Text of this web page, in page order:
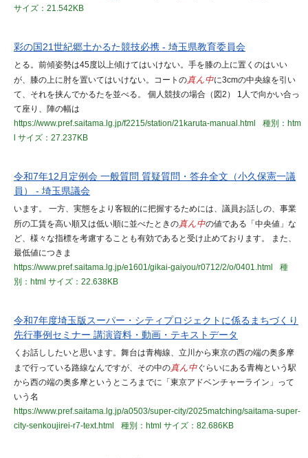
サイズ：21.542KB
彩の国21世紀郷土かるた競技必携 - 埼玉県教育委員会
とる。前傾姿勢は45度以上傾けてはいけない。手を膝の上に置くのはいい
が、膝の上に肘を置いてはいけない。コートの真ん中に3cmの中央線を引い
て、それを挟んでかるたを並べる。 個人競技の場合（図2） 1人で向かい合っ
て座り、陣の幅は
https://www.pref.saitama.lg.jp/f2215/station/21karuta-manual.html
種別：htm
サイズ：27.237KB
令和7年12月定例会 一般質問 質疑質問・答弁全文（小久保憲一議
員） - 埼玉県議会
います。 一方、実態をより客観的に把握するためには、議員お話しの、事業
所の工賃を高い順又は低い順に並べたときの真ん中の値である「中央値」な
ど、様々な指標を考慮することも有効であると受け止めております。 また、
最低値につきま
https://www.pref.saitama.lg.jp/e1601/gikai-gaiyou/r0712/2/o/0401.html
種
別：html サイズ：22.638KB
令和7年度埼玉版スーパー・シティプロジェクトに係るまちづくり
先行事例セミナー 講演資料・動画・テキストデータ
くお話ししたいと思います。舞台は青梅線、立川から東京の西の端の奥多摩
まで行っている路線なんですが、その中の真ん中ぐらいにある青梅という駅
から西の端の奥多摩というところまでに「東京アドベンチャーライン」って
いう名
https://www.pref.saitama.lg.jp/a0503/super-city/2025matching/saitama-super-
city-senkoujirei-r7-text.html
種別：html サイズ：82.686KB